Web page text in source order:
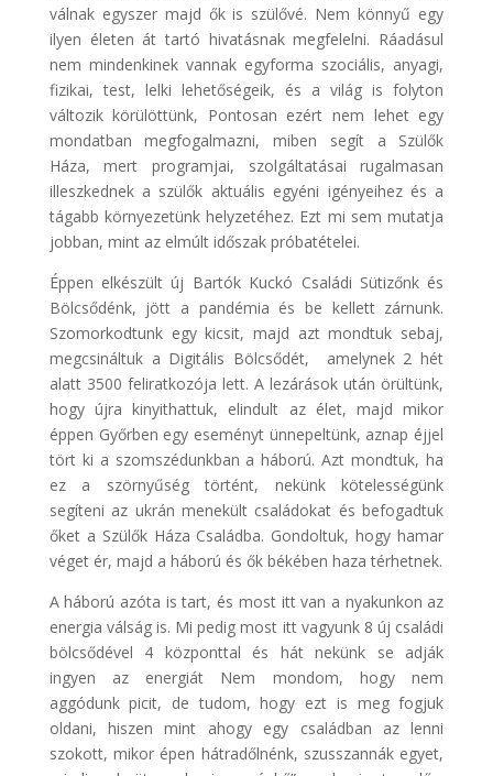
válnak egyszer majd ők is szülővé. Nem könnyű egy
ilyen életen át tartó hivatásnak megfelelni. Ráadásul
nem mindenkinek vannak egyforma szociális, anyagi,
fizikai, test, lelki lehetőségeik, és a világ is folyton
változik körülöttünk, Pontosan ezért nem lehet egy
mondatban megfogalmazni, miben segít a Szülők
Háza, mert programjai, szolgáltatásai rugalmasan
illeszkednek a szülők aktuális egyéni igényeihez és a
tágabb környezetünk helyzetéhez. Ezt mi sem mutatja
jobban, mint az elmúlt időszak próbatételei.
Éppen elkészült új Bartók Kuckó Családi Sütizőnk és
Bölcsődénk, jött a pandémia és be kellett zárnunk.
Szomorkodtunk egy kicsit, majd azt mondtuk sebaj,
megcsináltuk a Digitális Bölcsődét, amelynek 2 hét
alatt 3500 feliratkozója lett. A lezárások után örültünk,
hogy újra kinyithattuk, elindult az élet, majd mikor
éppen Győrben egy eseményt ünnepeltünk, aznap éjjel
tört ki a szomszédunkban a háború. Azt mondtuk, ha
ez a szörnyűség történt, nekünk kötelességünk
segíteni az ukrán menekült családokat és befogadtuk
őket a Szülők Háza Családba. Gondoltuk, hogy hamar
véget ér, majd a háború és ők békében haza térhetnek.
A háború azóta is tart, és most itt van a nyakunkon az
energia válság is. Mi pedig most itt vagyunk 8 új családi
bölcsődével 4 központtal és hát nekünk se adják
ingyen az energiát Nem mondom, hogy nem
aggódunk picit, de tudom, hogy ezt is meg fogjuk
oldani, hiszen mint ahogy egy családban az lenni
szokott, mikor épen hátradőlnénk, szusszannák egyet,